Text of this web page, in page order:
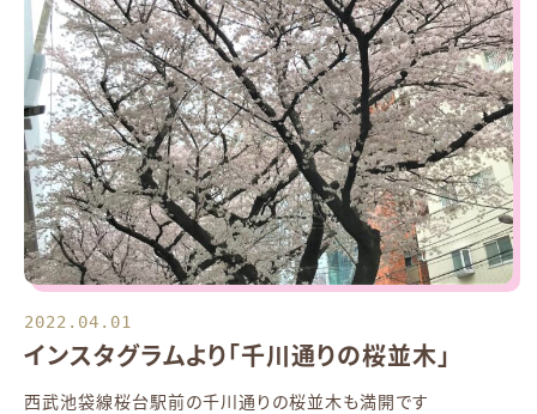
2022.04.01
インスタグラムより「千川通りの桜並木」
西武池袋線桜台駅前の千川通りの桜並木も満開です